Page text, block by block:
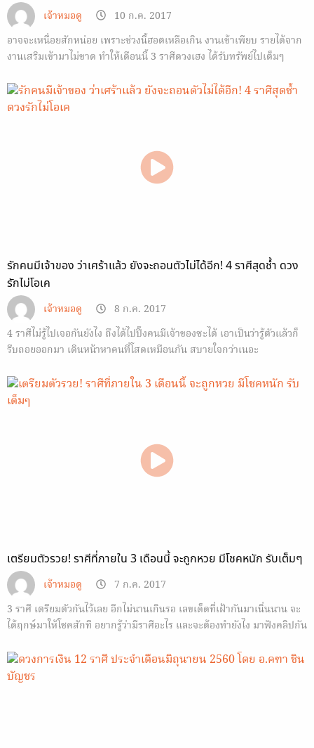
เจ้าหมอดู
10 ก.ค. 2017
อาจจะเหนื่อยสักหน่อย เพราะช่วงนี้ฮอตเหลือเกิน งานเข้าเพียบ รายได้จาก
งานเสริมเข้ามาไม่ขาด ทำให้เดือนนี้ 3 ราศีดวงเฮง ได้รับทรัพย์ไปเต็มๆ
รักคนมีเจ้าของ ว่าเศร้าแล้ว ยังจะถอนตัวไม่ได้อีก! 4 ราศีสุดช้ำ ดวง
รักไม่โอเค
เจ้าหมอดู
8 ก.ค. 2017
4 ราศีไม่รู้ไปเจอกันยังไง ถึงได้ไปปิ๊งคนมีเจ้าของซะได้ เอาเป็นว่ารู้ตัวแล้วก็
รีบถอยออกมา เดินหน้าหาคนที่โสดเหมือนกัน สบายใจกว่าเนอะ
เตรียมตัวรวย! ราศีที่ภายใน 3 เดือนนี้ จะถูกหวย มีโชคหนัก รับเต็มๆ
เจ้าหมอดู
7 ก.ค. 2017
3 ราศี เตรียมตัวกันไว้เลย อีกไม่นานเกินรอ เลขเด็ดที่เฝ้ากันมาเนิ่นนาน จะ
ได้ฤกษ์มาให้โชคสักที อยากรู้ว่ามีราศีอะไร และจะต้องทำยังไง มาฟังคลิปกัน